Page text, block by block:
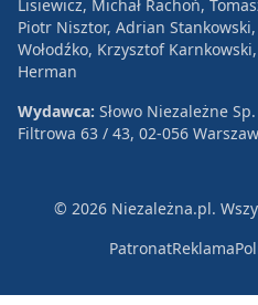
Lisiewicz, Michał Rachoń,
Piotr Nisztor, Adrian
Wołodźko, Krzysztof
Herman
Wydawca: Słowo Niezależne
Filtrowa 63 / 43, 02-056
© 2026 Niezależna.pl.
PatronatReklama